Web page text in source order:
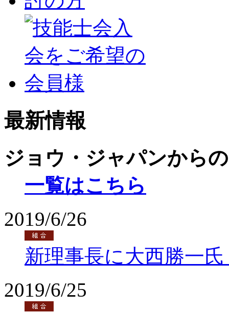
最新情報
ジョウ・ジャパンから
一覧はこちら
2019/6/26
新理事長に大西勝一
2019/6/25